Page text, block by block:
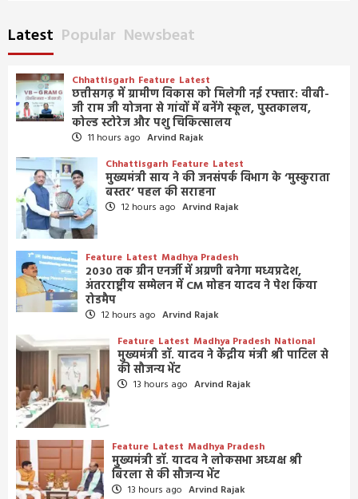
Latest Popular Newsbeat
Chhattisgarh Feature Latest
छत्तीसगढ़ में ग्रामीण विकास को मिलेगी नई रफ्तार: वीबी-
जी राम जी योजना से गांवों में बनेंगे स्कूल, पुस्तकालय,
कोल्ड स्टोरेज और पशु चिकित्सालय
11 hours ago Arvind Rajak
Chhattisgarh Feature Latest
मुख्यमंत्री साय ने की जनसंपर्क विभाग के ‘मुस्कुराता
बस्तर’ पहल की सराहना
12 hours ago Arvind Rajak
Feature Latest Madhya Pradesh
2030 तक ग्रीन एनर्जी में अग्रणी बनेगा मध्यप्रदेश,
अंतरराष्ट्रीय सम्मेलन में CM मोहन यादव ने पेश किया
रोडमैप
12 hours ago Arvind Rajak
Feature Latest Madhya Pradesh National
मुख्यमंत्री डॉ. यादव ने केंद्रीय मंत्री श्री पाटिल से
की सौजन्य भेंट
13 hours ago Arvind Rajak
Feature Latest Madhya Pradesh
मुख्यमंत्री डॉ. यादव ने लोकसभा अध्यक्ष श्री
बिरला से की सौजन्य भेंट
13 hours ago Arvind Rajak